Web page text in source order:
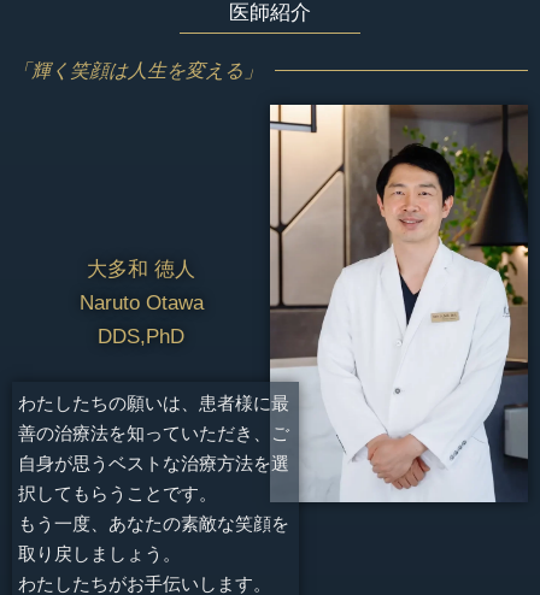
医師紹介
「輝く笑顔は人生を変える」
大多和 徳人
Naruto Otawa
DDS,PhD
わたしたちの願いは、患者様に最
善の治療法を知っていただき、ご
自身が思うベストな治療方法を選
択してもらうことです。
もう一度、あなたの素敵な笑顔を
取り戻しましょう。
わたしたちがお手伝いします。